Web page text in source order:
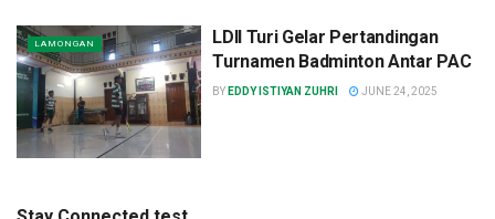
LAMONGAN
LDII Turi Gelar Pertandingan
Turnamen Badminton Antar PAC
BY EDDY ISTIYAN ZUHRI JUNE 24, 2025